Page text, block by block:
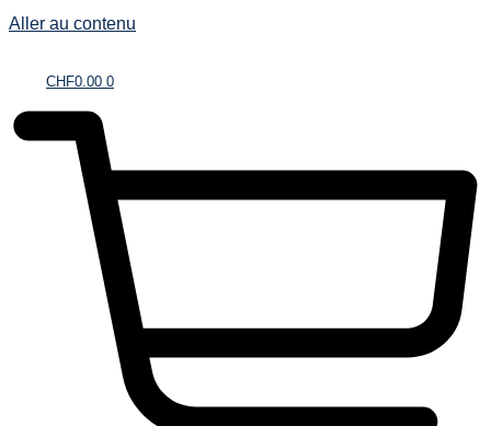
Aller au contenu
CHF0.00 0